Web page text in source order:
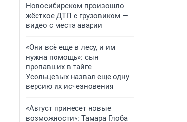
Новосибирском произошло
жёсткое ДТП с грузовиком —
видео с места аварии
«Они всё еще в лесу, и им
нужна помощь»: сын
пропавших в тайге
Усольцевых назвал еще одну
версию их исчезновения
«Август принесет новые
возможности»: Тамара Глоба